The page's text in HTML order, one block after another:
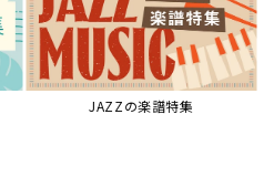
JAZZの楽譜特集